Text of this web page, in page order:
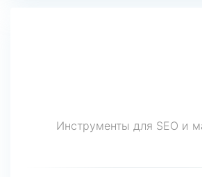
Инструменты для SEO и